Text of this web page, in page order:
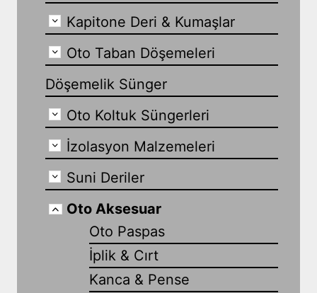
Kapitone Deri & Kumaşlar
Oto Taban Döşemeleri
Döşemelik Sünger
Oto Koltuk Süngerleri
İzolasyon Malzemeleri
Suni Deriler
Oto Aksesuar
Oto Paspas
İplik & Cırt
Kanca & Pense